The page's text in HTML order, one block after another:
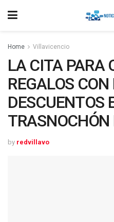
Home Villavicencio
LA CITA PARA
REGALOS
DESCUENTOS
TRASNOCHÓN
by redvillavo